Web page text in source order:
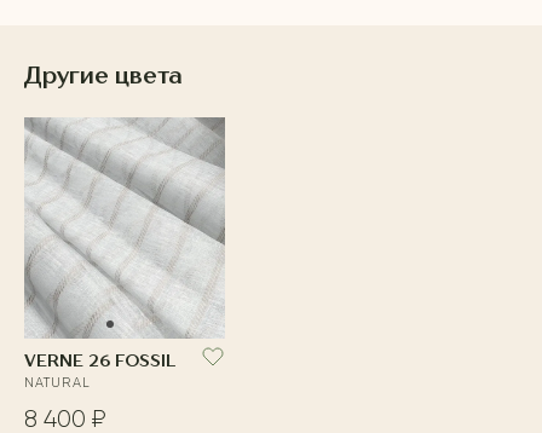
Другие цвета
VERNE 26 FOSSIL
NATURAL
8 400 ₽